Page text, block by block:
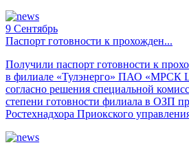
9 Сентябрь
Паспорт готовности к прохожден...
Получили паспорт готовности к
в филиале «Тулэнерго» ПАО «МРСК
согласно решения специальной
степени готовности филиала в ОЗП
Ростехнадхора Приокского